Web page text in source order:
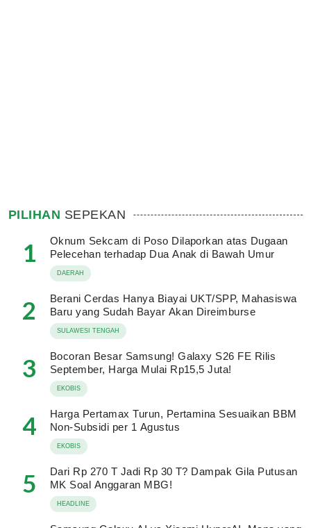
PILIHAN SEPEKAN
1
Oknum Sekcam di Poso Dilaporkan atas Dugaan
Pelecehan terhadap Dua Anak di Bawah Umur
DAERAH
2
Berani Cerdas Hanya Biayai UKT/SPP, Mahasiswa
Baru yang Sudah Bayar Akan Direimburse
SULAWESI TENGAH
3
Bocoran Besar Samsung! Galaxy S26 FE Rilis
September, Harga Mulai Rp15,5 Juta!
EKOBIS
4
Harga Pertamax Turun, Pertamina Sesuaikan BBM
Non-Subsidi per 1 Agustus
EKOBIS
5
Dari Rp 270 T Jadi Rp 30 T? Dampak Gila Putusan
MK Soal Anggaran MBG!
HEADLINE